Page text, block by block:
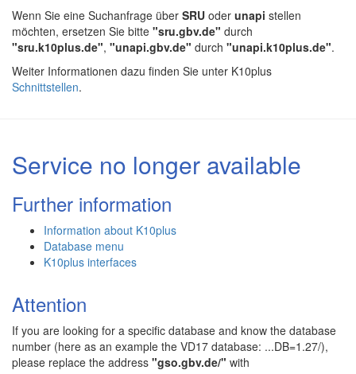
Wenn Sie eine Suchanfrage über SRU oder unapi stellen
möchten, ersetzen Sie bitte "sru.gbv.de" durch
"sru.k10plus.de", "unapi.gbv.de" durch "unapi.k10plus.de".
Weiter Informationen dazu finden Sie unter K10plus
Schnittstellen.
Service no longer available
Further information
Information about K10plus
Database menu
K10plus interfaces
Attention
If you are looking for a specific database and know the database
number (here as an example the VD17 database: ...DB=1.27/),
please replace the address "gso.gbv.de/" with